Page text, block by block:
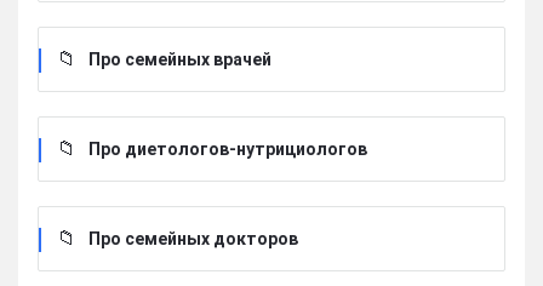
Про семейных врачей
Про диетологов-нутрициологов
Про семейных докторов